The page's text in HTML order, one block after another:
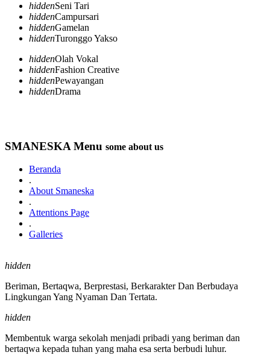
hiddenSeni Tari
hiddenCampursari
hiddenGamelan
hiddenTuronggo Yakso
hiddenOlah Vokal
hiddenFashion Creative
hiddenPewayangan
hiddenDrama
SMANESKA Menu some about us
Beranda
.
About Smaneska
.
Attentions Page
.
Galleries
hidden
Beriman, Bertaqwa, Berprestasi, Berkarakter Dan Berbudaya
Lingkungan Yang Nyaman Dan Tertata.
hidden
Membentuk warga sekolah menjadi pribadi yang beriman dan
bertaqwa kepada tuhan yang maha esa serta berbudi luhur.